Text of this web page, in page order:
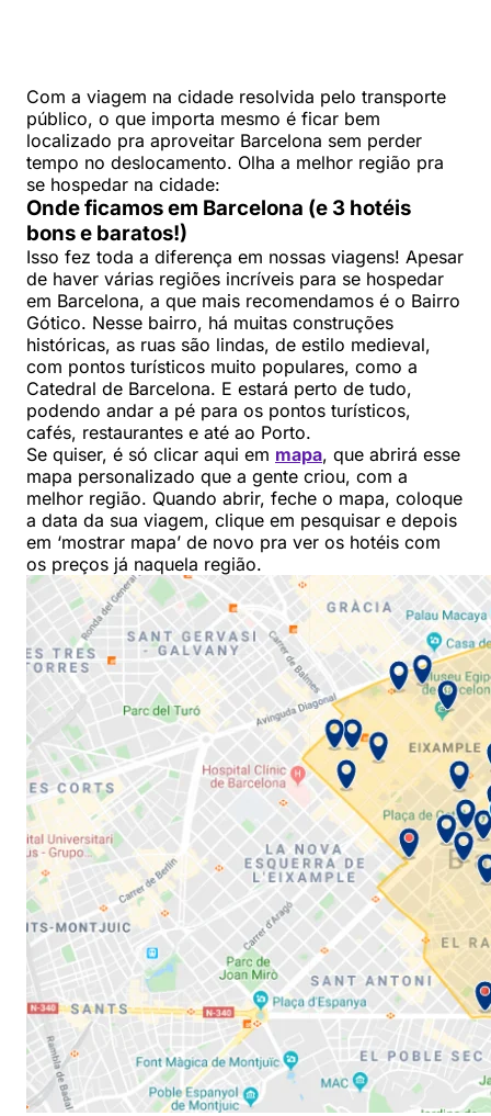
Com a viagem na cidade resolvida pelo transporte
público, o que importa mesmo é ficar bem
localizado pra aproveitar Barcelona sem perder
tempo no deslocamento. Olha a melhor região pra
se hospedar na cidade:
Onde ficamos em Barcelona (e 3 hotéis
bons e baratos!)
Isso fez toda a diferença em nossas viagens! Apesar
de haver várias regiões incríveis para se hospedar
em Barcelona, a que mais recomendamos é o Bairro
Gótico. Nesse bairro, há muitas construções
históricas, as ruas são lindas, de estilo medieval,
com pontos turísticos muito populares, como a
Catedral de Barcelona. E estará perto de tudo,
podendo andar a pé para os pontos turísticos,
cafés, restaurantes e até ao Porto.
Se quiser, é só clicar aqui em mapa, que abrirá esse
mapa personalizado que a gente criou, com a
melhor região. Quando abrir, feche o mapa, coloque
a data da sua viagem, clique em pesquisar e depois
em ‘mostrar mapa’ de novo pra ver os hotéis com
os preços já naquela região.